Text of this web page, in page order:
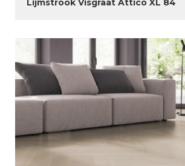
Lijmstrook Visgraat Attico XL 84